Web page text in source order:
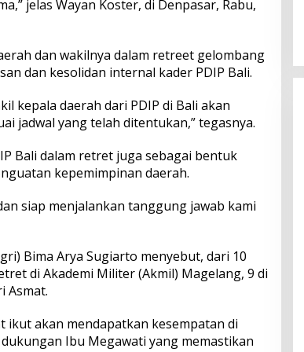
jelas Wayan Koster, di Denpasar, Rabu,
dan wakilnya dalam retreet gelombang
dan kesolidan internal kader PDIP Bali.
kepala daerah dari PDIP di Bali akan
jadwal yang telah ditentukan,” tegasnya.
Bali dalam retret juga sebagai bentuk
kepemimpinan daerah.
siap menjalankan tanggung jawab kami
Bima Arya Sugiarto menyebut, dari 10
di Akademi Militer (Akmil) Magelang, 9 di
Asmat.
ikut akan mendapatkan kesempatan di
Ibu Megawati yang memastikan
dan Serapan Investasi, Sira
Dibuka di KEK Kura Kura